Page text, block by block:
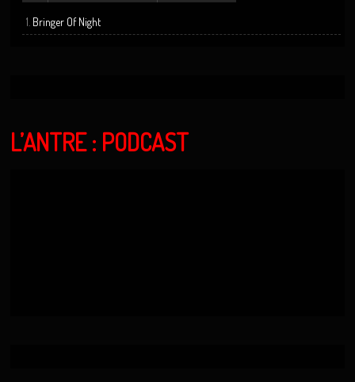
Bringer Of Night
L’ANTRE : PODCAST